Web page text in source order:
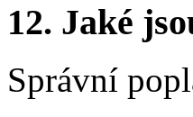
12. Jaké
Správní